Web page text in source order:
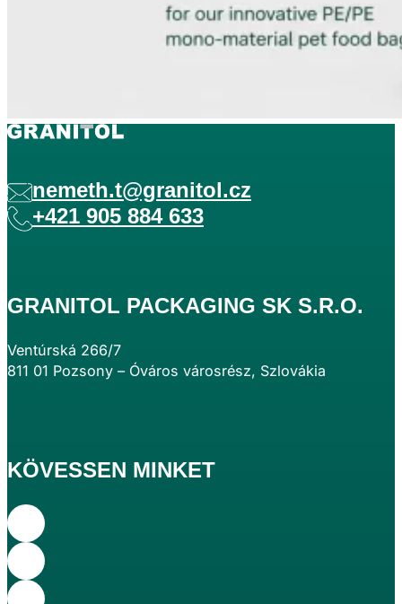
GRANITOL PACKAGING SK S.R.O.
Ventúrská 266/7
811 01 Pozsony – Óváros városrész, Szlovákia
nemeth.t@granitol.cz
+421 905 884 633
KÖVESSEN MINKET